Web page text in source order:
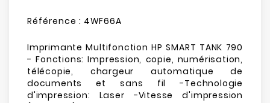
Référence : 4WF66A
Imprimante Multifonction HP SMART TANK 790
- Fonctions: Impression, copie, numérisation,
télécopie, chargeur automatique de
documents et sans fil -Technologie
d'impression: Laser -Vitesse d'impression